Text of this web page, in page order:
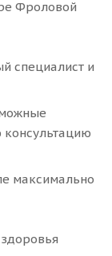
Фроловой
специалист и
максимально